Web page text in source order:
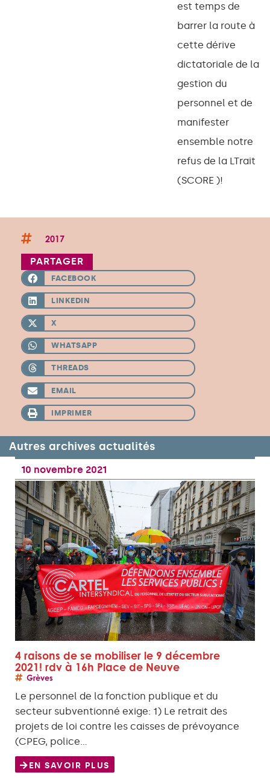
est temps de
barrer la route à
cette dérive
dictatoriale de la
gestion du
personnel et de
manifester
ensemble notre
refus de la LTrait
(SCORE )!
2017
PARTAGER
FACEBOOK
LINKEDIN
X
WHATSAPP
THREADS
EMAIL
IMPRIMER
Autres archives actualités
10 novembre 2021
4 raisons de se mobiliser le 9 décembre
2021! rdv à 16h Place de Neuve
Grèves
Le personnel de la fonction publique et du
secteur subventionné exige: 1) Le retrait des
projets de loi contre les caisses de prévoyance
(CPEG, police…
EN SAVOIR PLUS